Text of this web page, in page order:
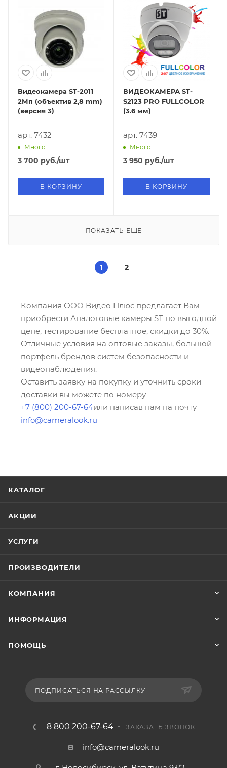
Видеокамера ST-2011
2Мп (объектив 2,8 mm)
(версия 3)
арт. 7432
Много
3 700 руб./шт
В КОРЗИНУ
ВИДЕОКАМЕРА ST-
S2123 PRO FULLCOLOR
(3.6 мм)
арт. 7439
Много
3 950 руб./шт
В КОРЗИНУ
ПОКАЗАТЬ ЕЩЕ
1 2
Компания ООО Видео Плюс предлагает Вам
приобрести Аналоговые камеры ST по выгодной
цене, тестирование бесплатное, скидки до 30%.
Отличные условия на оптовые заказы, большой
портфель брендов систем безопасности и
видеонаблюдения.
Оставить заявку на покупку и уточнить сроки
доставки вы можете по номеру
+7 (800) 200-67-64или написав нам на почту
info@cameralook.ru
КАТАЛОГ
АКЦИИ
УСЛУГИ
ПРОИЗВОДИТЕЛИ
КОМПАНИЯ
ИНФОРМАЦИЯ
ПОМОЩЬ
ПОДПИСАТЬСЯ НА РАССЫЛКУ
8 800 200-67-64 ЗАКАЗАТЬ ЗВОНОК
info@cameralook.ru